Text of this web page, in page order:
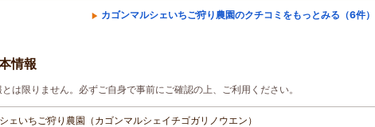
カゴンマルシェいちご狩り農園のクチコミをもっとみる（6件）
情報
は限りません。必ずご自身で事前にご確認の上、ご利用ください。
ェいちご狩り農園（カゴンマルシェイチゴガリノウエン）